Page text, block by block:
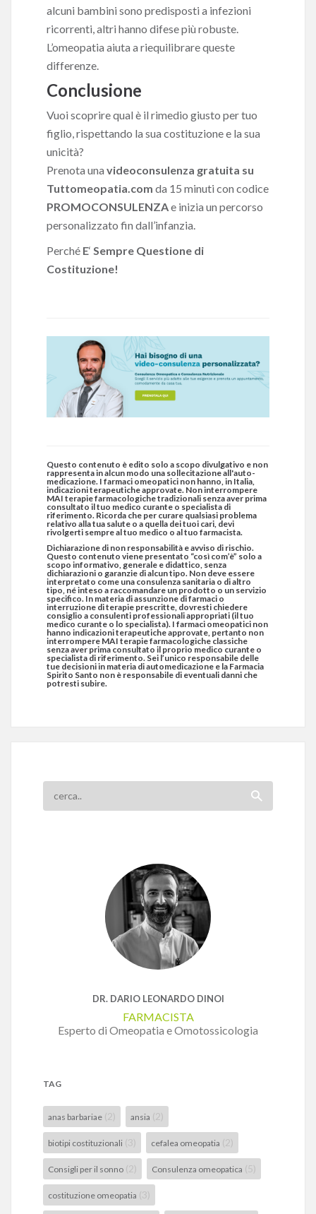
alcuni bambini sono predisposti a infezioni
ricorrenti, altri hanno difese più robuste.
L’omeopatia aiuta a riequilibrare queste
differenze.
Conclusione
Vuoi scoprire qual è il rimedio giusto per tuo
figlio, rispettando la sua costituzione e la sua
unicità?
Prenota una videoconsulenza gratuita su
Tuttomeopatia.com da 15 minuti con codice
PROMOCONSULENZAe inizia un percorso
personalizzato fin dall’infanzia.
Perché E‘ Sempre Questione di
Costituzione!
Questo contenuto è edito solo a scopo divulgativo e non
rappresenta in alcun modo una sollecitazione all'auto-
medicazione. I farmaci omeopatici non hanno, in Italia,
indicazioni terapeutiche approvate. Non interrompere
MAI terapie farmacologiche tradizionali senza aver prima
consultato il tuo medico curante o specialista di
riferimento. Ricorda che per curare qualsiasi problema
relativo alla tua salute o a quella dei tuoi cari, devi
rivolgerti sempre al tuo medico o al tuo farmacista.
Dichiarazione di non responsabilità e avviso di rischio.
Questo contenuto viene presentato “così com’è” solo a
scopo informativo, generale e didattico, senza
dichiarazioni o garanzie di alcun tipo. Non deve essere
interpretato come una consulenza sanitaria o di altro
tipo, né inteso a raccomandare un prodotto o un servizio
specifico. In materia di assunzione di farmaci o
interruzione di terapie prescritte, dovresti chiedere
consiglio a consulenti professionali appropriati (il tuo
medico curante o lo specialista). I farmaci omeopatici non
hanno indicazioni terapeutiche approvate, pertanto non
interrompere MAI terapie farmacologiche classiche
senza aver prima consultato il proprio medico curante o
specialista di riferimento. Sei l’unico responsabile delle
tue decisioni in materia di automedicazione e la Farmacia
Spirito Santo non è responsabile di eventuali danni che
potresti subire.
DR. DARIO LEONARDO DINOI
FARMACISTA
Esperto di Omeopatia e Omotossicologia
TAG
anas barbariae (2) ansia (2)
biotipi costituzionali (3) cefalea omeopatia (2)
Consigli per il sonno (2) Consulenza omeopatica (5)
costituzione omeopatia (3)